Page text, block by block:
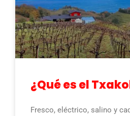
¿Qué es el
Fresco, eléctrico, salino y